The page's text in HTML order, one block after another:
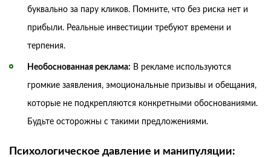
буквально за пару кликов. Помните, что без риска нет и
прибыли. Реальные инвестиции требуют времени и
терпения.
Необоснованная реклама: В рекламе используются
громкие заявления, эмоциональные призывы и обещания,
которые не подкрепляются конкретными обоснованиями.
Будьте осторожны с такими предложениями.
Психологическое давление и манипуляции: